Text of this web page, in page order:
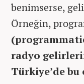
benimserse,
Örneğin,
radyo
Türkiye’de